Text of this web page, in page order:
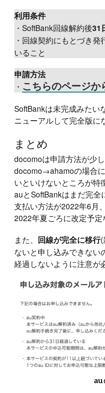
利用条件
・SoftBank回線解約後31
・回線契約にもとづき発
いること
申請方法
・ こちらのページか
SoftBankは未完成みたい
ニューアルして完全版に
まとめ
docomoは申請方法が少
docomo→ahamoの場合
いといけないところが特
auとSoftBankはまだ完
支払い方法が2022年6月
2022年夏ごろに改定予定
また、 回線が完全に移行(
ないと申し込みできない
経過しないように注意が
au